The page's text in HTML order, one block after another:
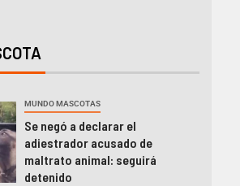
MUNDO MASCOTAS
Se negó a declarar el
adiestrador acusado de
maltrato animal: seguirá
detenido